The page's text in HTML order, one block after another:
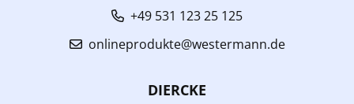
+49 531 123 25 125
onlineprodukte@westermann.de
DIERCKE